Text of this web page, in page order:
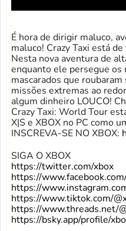
É hora de dirigir maluco,
maluco! Crazy Taxi está
Nesta nova aventura de
enquanto ele persegue
mascarados que
missões extremas ao
algum dinheiro LOUCO!
Crazy Taxi: World Tour
X|S e XBOX no PC como
INSCREVA-SE NO XBOX:
SIGA O XBOX
https://twitter.com/xbox
https://
https://
https://www.tiktok.com/
https://www.threads.net/
https://bsky.app/profile/